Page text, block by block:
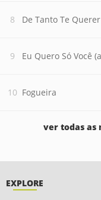
De Tanto Te Querer
Eu Quero Só Você
Fogueira
ver todas as
EXPLORE